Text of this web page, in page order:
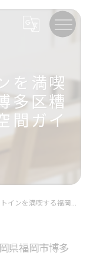
を満喫
多区糟
間ガイ
岡県福岡市博多区糟屋郡粕屋町の快適空間ガイド
県福岡市博多